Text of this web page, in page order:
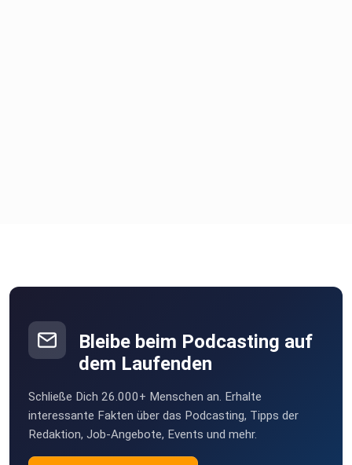
Bleibe beim Podcasting auf
dem Laufenden
Schließe Dich 26.000+ Menschen an. Erhalte
interessante Fakten über das Podcasting, Tipps der
Redaktion, Job-Angebote, Events und mehr.